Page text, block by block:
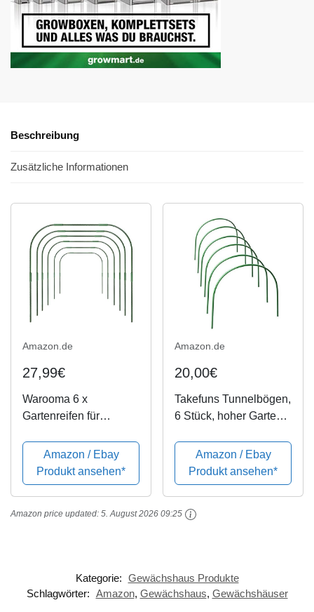
Beschreibung
Zusätzliche Informationen
Amazon.de
27,99€
Warooma 6 x
Gartenreifen für
x 91,4 cm,
Gewächshaus-
Rahmen, Tunnel-
Reifen, rostfreier Stahl,
mit
Amazon / Ebay
Produkt ansehen*
Amazon.de
20,00€
Takefuns Tunnelbögen,
6 Stück, hoher Garten-
Gewächshaus-Reifen,
Pflanzentunnel für
Gartenstoff,
Gartenpfähle, 120 cm
lang, Stahl
Amazon / Ebay
Produkt ansehen*
Amazon price updated: 5. August 2026 09:25
Kategorie: Gewächshaus Produkte
Schlagwörter: Amazon, Gewächshaus, Gewächshäuser